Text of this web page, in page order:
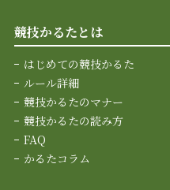
競技かるたとは
はじめての競技かるた
ルール詳細
競技かるたのマナー
競技かるたの読み方
FAQ
かるたコラム